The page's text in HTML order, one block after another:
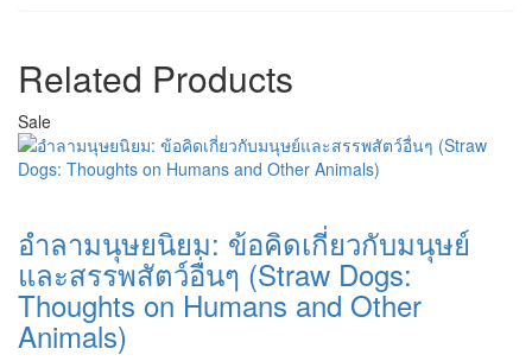
Related Products
Sale
อำลามนุษยนิยม: ข้อคิดเกี่ยวกับมนุษย์
และสรรพสัตว์อื่นๆ (Straw Dogs:
Thoughts on Humans and Other
Animals)